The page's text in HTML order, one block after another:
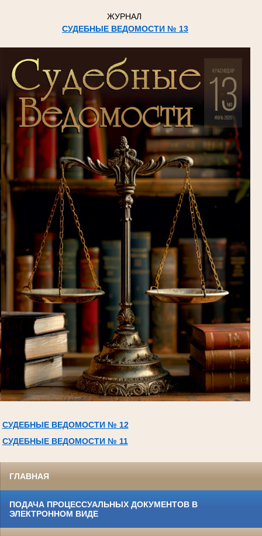
ЖУРНАЛ
СУДЕБНЫЕ ВЕДОМОСТИ № 13
СУДЕБНЫЕ ВЕДОМОСТИ № 12
СУДЕБНЫЕ ВЕДОМОСТИ № 11
ГЛАВНАЯ
ПОДАЧА ПРОЦЕССУАЛЬНЫХ ДОКУМЕНТОВ В
ЭЛЕКТРОННОМ ВИДЕ